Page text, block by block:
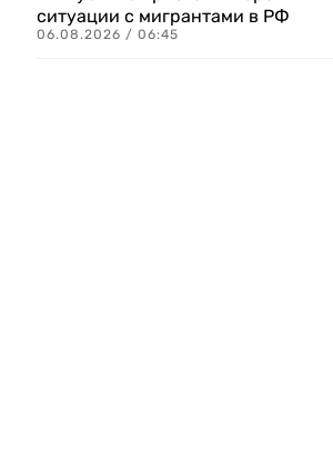
ситуации с мигрантами в РФ
06.08.2026 / 06:45